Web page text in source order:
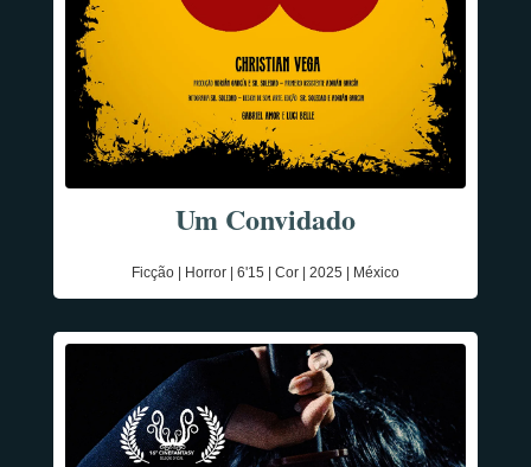
Um Convidado
Ficção | Horror | 6'15 | Cor | 2025 | México